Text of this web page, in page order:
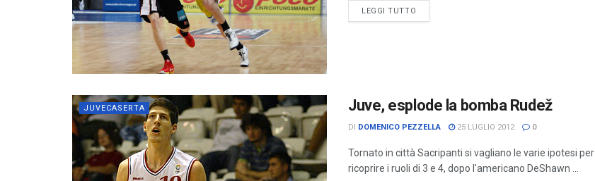
LEGGI TUTTO
JUVECASERTA Juve, esplode la bomba Rudež
DI DOMENICO PEZZELLA 25 LUGLIO 2012 0
Tornato in città Sacripanti si vagliano le varie ipotesi per
ricoprire i ruoli di 3 e 4, dopo l'americano DeShawn ...